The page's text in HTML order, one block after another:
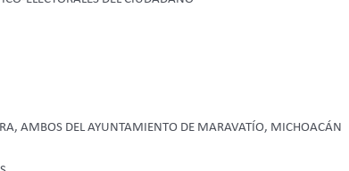
AMBOS DEL AYUNTAMIENTO DE MARAVATÍO, MICHOACÁN